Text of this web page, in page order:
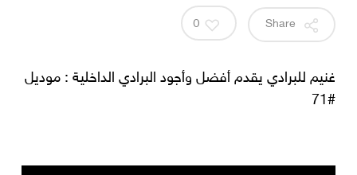
0
غنيم للبرادي يقدم أفضل وأجود البرادي الداخلية : موديل
#71